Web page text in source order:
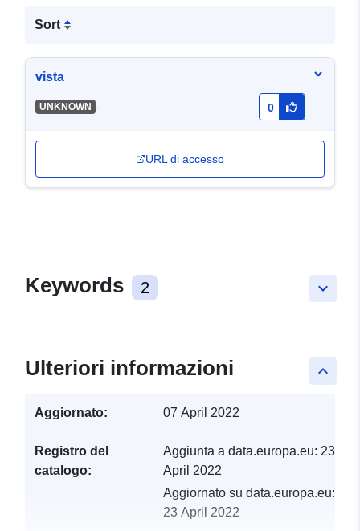
Sort
vista
UNKNOWN - 0
URL di accesso
keyboard_arrow_down
Keywords 2
keyboard_arrow_up
Ulteriori informazioni
Aggiornato: 07 April 2022
Registro del
catalogo:
Aggiunta a data.europa.eu: 23
April 2022
Aggiornato su data.europa.eu:
23 April 2022